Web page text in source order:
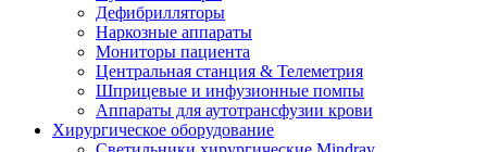
Дефибрилляторы
Наркозные аппараты
Мониторы пациента
Центральная станция & Телеметрия
Шприцевые и инфузионные помпы
Аппараты для аутотрансфузии крови
Хирургическое оборудование